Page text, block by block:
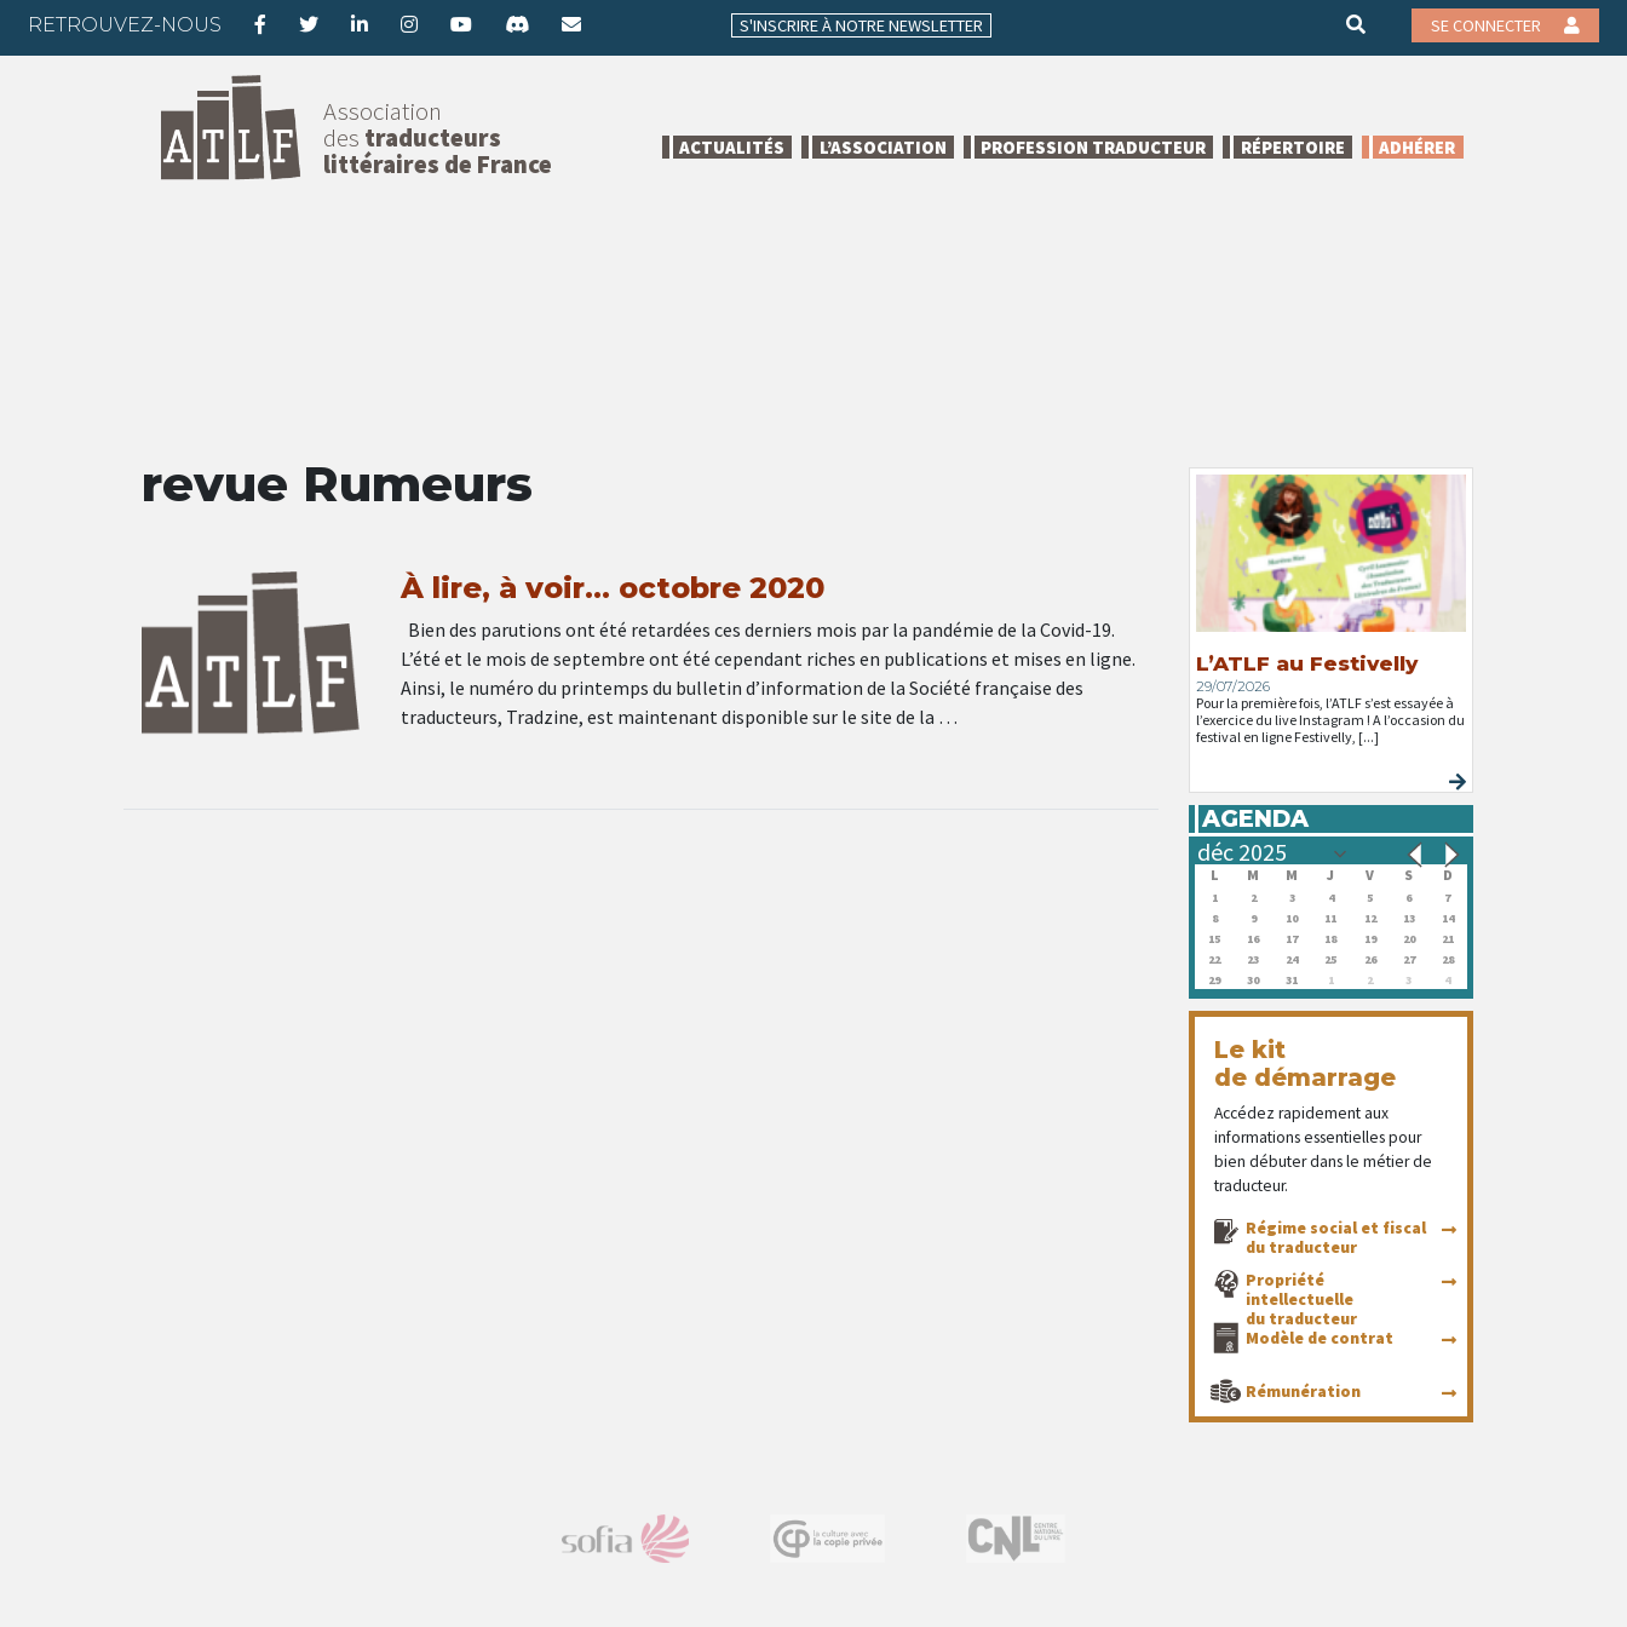
RETROUVEZ-NOUS S'INSCRIRE À NOTRE NEWSLETTER SE CONNECTER
Association
des traducteurs
littéraires de France
ACTUALITÉS L’ASSOCIATION PROFESSION TRADUCTEUR RÉPERTOIRE ADHÉRER
revue Rumeurs
À lire, à voir… octobre 2020
Bien des parutions ont été retardées ces derniers mois par la pandémie de la Covid-19.
L’été et le mois de septembre ont été cependant riches en publications et mises en ligne.
Ainsi, le numéro du printemps du bulletin d’information de la Société française des
traducteurs, Tradzine, est maintenant disponible sur le site de la …
L’ATLF au Festivelly
29/07/2026
Pour la première fois, l’ATLF s’est essayée à
l’exercice du live Instagram ! A l’occasion du
festival en ligne Festivelly, [...]
AGENDA
L M M J V S D
1 2 3 4 5 6
7
8
9 10 11 12 13
14
15
16 17 18 19 20
21
22
23 24 25 26 27
28
29
30 31 1 2 3 4
Le kit
de démarrage
Accédez rapidement aux
informations essentielles pour
bien débuter dans le métier de
traducteur.
Régime social et fiscal
du traducteur
Propriété
intellectuelle
du traducteur
Modèle de contrat
Rémunération